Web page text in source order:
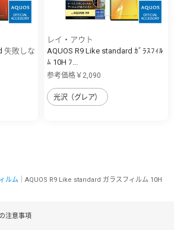
失敗しな
レイ・アウト
AQUOS R9 Like standard ｶﾞﾗｽﾌｨﾙ
ﾑ 10H ﾌ...
参考価格￥2,090
光沢（グレア）
ルム ｜AQUOS R9 Like standard ガラスフィルム 10H
注意事項